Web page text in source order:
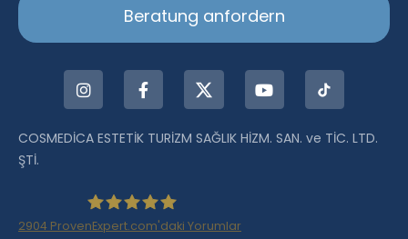
Beratung anfordern
COSMEDİCA ESTETİK TURİZM SAĞLIK HİZM. SAN. ve TİC. LTD.
ŞTİ.
2904 ProvenExpert.com'daki Yorumlar